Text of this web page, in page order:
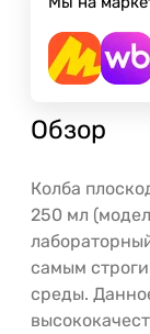
Обзор
Колба
250 мл
самым
среды.